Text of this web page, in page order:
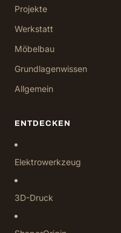
Projekte
Werkstatt
Möbelbau
Grundlagenwissen
Allgemein
ENTDECKEN
Elektrowerkzeug
3D-Druck